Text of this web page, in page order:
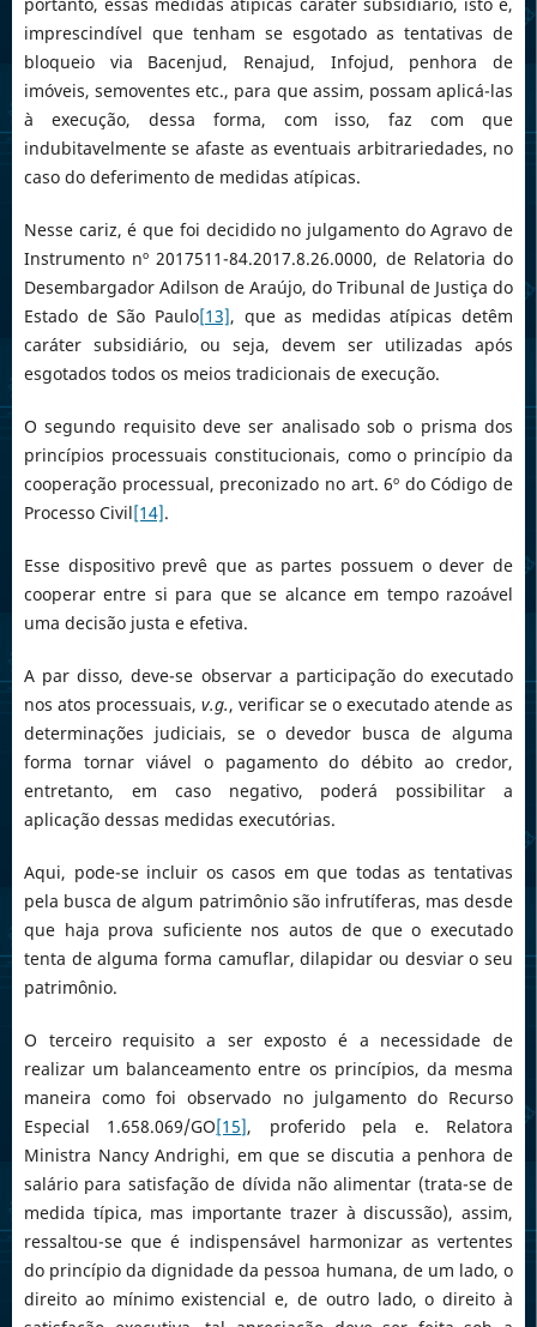
portanto, essas medidas atípicas caráter subsidiário, isto é,
imprescindível que tenham se esgotado as tentativas de
bloqueio via Bacenjud, Renajud, Infojud, penhora de
imóveis, semoventes etc., para que assim, possam aplicá-las
à execução, dessa forma, com isso, faz com que
indubitavelmente se afaste as eventuais arbitrariedades, no
caso do deferimento de medidas atípicas.
Nesse cariz, é que foi decidido no julgamento do Agravo de
Instrumento nº 2017511-84.2017.8.26.0000, de Relatoria do
Desembargador Adilson de Araújo, do Tribunal de Justiça do
Estado de São Paulo[13], que as medidas atípicas detêm
caráter subsidiário, ou seja, devem ser utilizadas após
esgotados todos os meios tradicionais de execução.
O segundo requisito deve ser analisado sob o prisma dos
princípios processuais constitucionais, como o princípio da
cooperação processual, preconizado no art. 6º do Código de
Processo Civil[14].
Esse dispositivo prevê que as partes possuem o dever de
cooperar entre si para que se alcance em tempo razoável
uma decisão justa e efetiva.
A par disso, deve-se observar a participação do executado
nos atos processuais, v.g., verificar se o executado atende as
determinações judiciais, se o devedor busca de alguma
forma tornar viável o pagamento do débito ao credor,
entretanto, em caso negativo, poderá possibilitar a
aplicação dessas medidas executórias.
Aqui, pode-se incluir os casos em que todas as tentativas
pela busca de algum patrimônio são infrutíferas, mas desde
que haja prova suficiente nos autos de que o executado
tenta de alguma forma camuflar, dilapidar ou desviar o seu
patrimônio.
O terceiro requisito a ser exposto é a necessidade de
realizar um balanceamento entre os princípios, da mesma
maneira como foi observado no julgamento do Recurso
Especial 1.658.069/GO[15], proferido pela e. Relatora
Ministra Nancy Andrighi, em que se discutia a penhora de
salário para satisfação de dívida não alimentar (trata-se de
medida típica, mas importante trazer à discussão), assim,
ressaltou-se que é indispensável harmonizar as vertentes
do princípio da dignidade da pessoa humana, de um lado, o
direito ao mínimo existencial e, de outro lado, o direito à